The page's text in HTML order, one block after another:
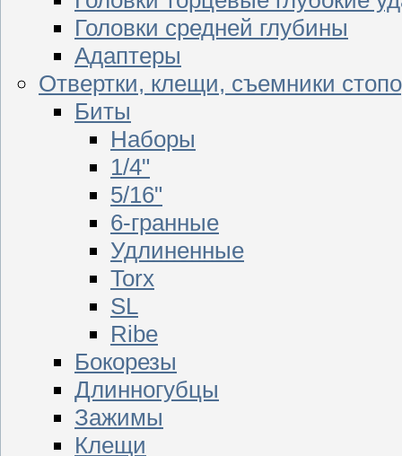
Головки средней глубины
Адаптеры
Отвертки, клещи, съемники
Биты
Наборы
1/4"
5/16"
6-гранные
Удлиненные
Torx
SL
Ribe
Бокорезы
Длинногубцы
Зажимы
Клещи